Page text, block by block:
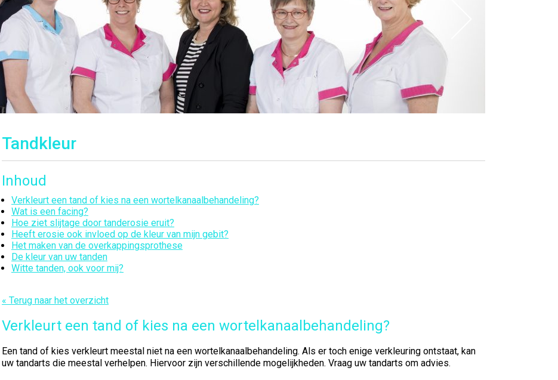
Tandkleur
Inhoud
Verkleurt een tand of kies na een wortelkanaalbehandeling?
Wat is een facing?
Hoe ziet slijtage door tanderosie eruit?
Heeft erosie ook invloed op de kleur van mijn gebit?
Het maken van de overkappingsprothese
De kleur van uw tanden
Witte tanden, ook voor mij?
« Terug naar het overzicht
Verkleurt een tand of kies na een wortelkanaalbehandeling?
Een tand of kies verkleurt meestal niet na een wortelkanaalbehandeling. Als er toch enige verkleuring ontstaat, kan
uw tandarts die meestal verhelpen. Hiervoor zijn verschillende mogelijkheden. Vraag uw tandarts om advies.